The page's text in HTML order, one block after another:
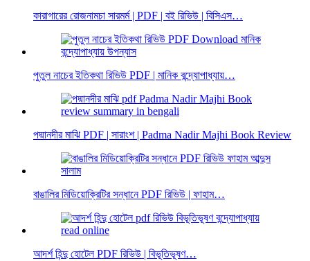
কারাগারের রোজনামচা সারমর্ম | PDF | বই রিভিউ | বিসিএস…
পুতুল নাচের ইতিকথা রিভিউ PDF | মানিক বন্দ্যোপাধ্যায়…
পদ্মানদীর মাঝি PDF | সারাংশ | Padma Nadir Majhi Book Review
বাঙালির মিডিয়োক্রিটির সন্ধানে PDF রিভিউ | ফাহাম…
আদর্শ হিন্দু হোটেল PDF রিভিউ | বিভূতিভূষণ…